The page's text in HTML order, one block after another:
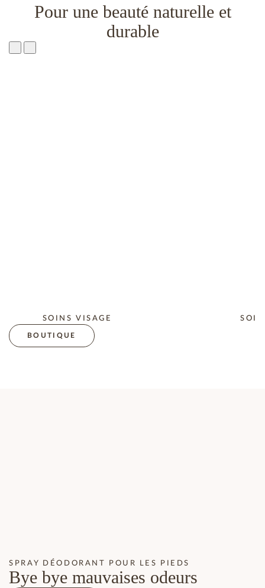
Pour une beauté naturelle et
durable
SOINS VISAGE
BOUTIQUE
SPRAY DÉODORANT POUR LES PIEDS
Bye bye mauvaises odeurs